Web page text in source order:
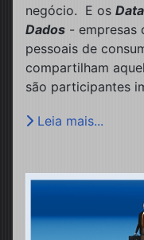
negócio. E os
Dados - empresas
pessoais de
compartilham
são participantes
Leia mais...